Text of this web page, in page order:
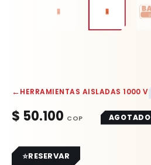
←HERRAMIENTAS AISLADAS 1000 V
$ 50.100 AGOTADO
RESERVAR